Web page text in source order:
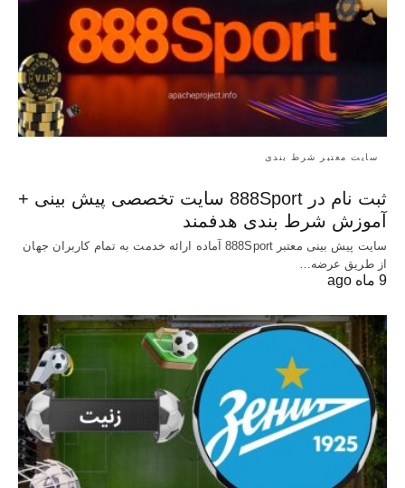
سایت معتبر شرط بندی
ثبت نام در 888Sport سایت تخصصی پیش بینی +
آموزش شرط بندی هدفمند
سایت پیش بینی معتبر 888Sport آماده ارائه خدمت به تمام کاربران جهان
از طریق عرضه…
9 ماه ago